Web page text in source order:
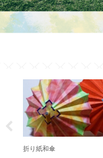
折り紙和傘